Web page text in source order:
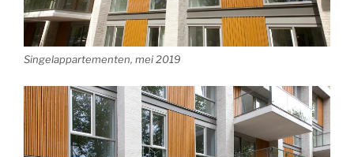
Singelappartementen, mei 2019